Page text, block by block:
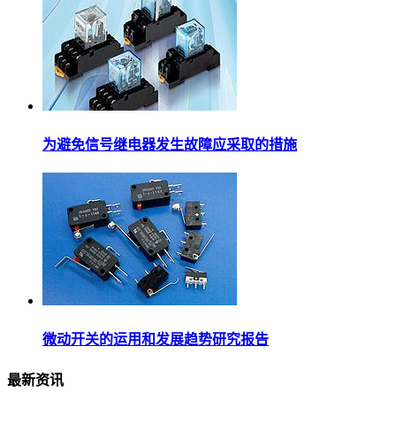
为避免信号继电器发生故障应采取的措施
微动开关的运用和发展趋势研究报告
最新资讯